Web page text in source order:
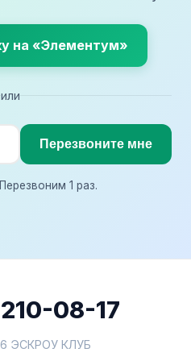
на «Элементум»
или
Перезвоните мне
1 раз.
08-17
ЭСКРОУ КЛУБ